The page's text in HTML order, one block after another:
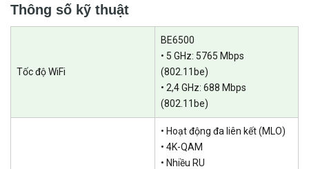
Thông số kỹ thuật
Tốc độ WiFi
BE6500
• 5 GHz: 5765 Mbps
(802.11be)
• 2,4 GHz: 688 Mbps
(802.11be)
• Hoạt động đa liên kết (MLO)
• 4K-QAM
• Nhiều RU